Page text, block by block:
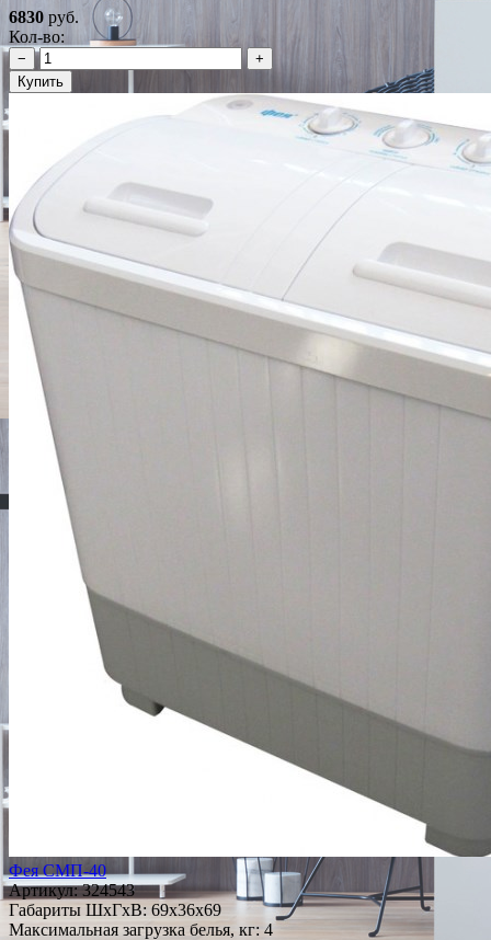
6830 руб.
Кол-во:
−
+
Купить
Фея СМП-40
Артикул:324543
Габариты ШxГxВ: 69x36x69
Максимальная загрузка белья, кг: 4